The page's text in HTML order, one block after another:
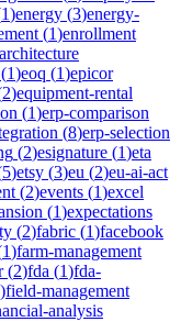
1)energy (3)energy-
(1)enrollment
(1)eoq (1)epicor
2)equipment-rental
(1)erp-comparison
(8)erp-selection
(2)esignature (1)eta
5)etsy (3)eu (2)eu-ai-act
(2)events (1)excel
(1)expectations
(2)fabric (1)facebook
1)farm-management
(2)fda (1)fda-
)field-management
analysis